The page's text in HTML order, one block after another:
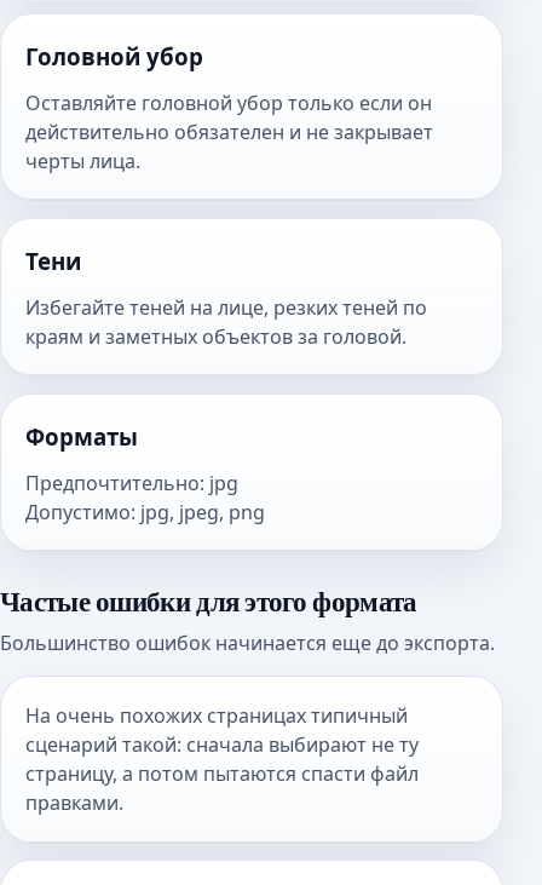
Головной убор
Оставляйте головной убор только если он
действительно обязателен и не закрывает
черты лица.
Тени
Избегайте теней на лице, резких теней по
краям и заметных объектов за головой.
Форматы
Предпочтительно: jpg
Допустимо: jpg, jpeg, png
Частые ошибки для этого формата
Большинство ошибок начинается еще до экспорта.
На очень похожих страницах типичный
сценарий такой: сначала выбирают не ту
страницу, а потом пытаются спасти файл
правками.